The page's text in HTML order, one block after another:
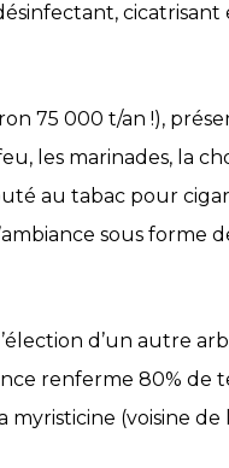
75 000 t/an !),
les marinades, la
au tabac pour
sous forme
d’un autre
renferme 80%
(voisine de